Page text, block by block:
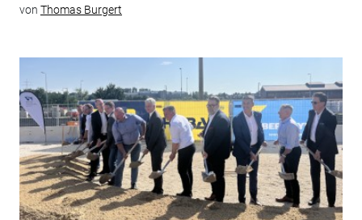
von Thomas Burgert